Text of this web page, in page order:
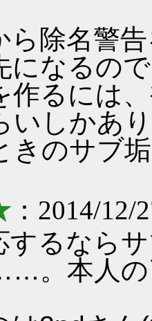
ら除名警
になるの
作るには
いしかあ
きのサブ
：2014/12/
るなら
。本人の